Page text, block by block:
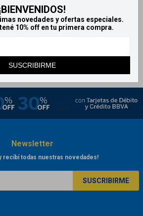
novedades y ofertas especiales.
10% off en tu primera compra.
SUSCRIBIRME
x15
Newsletter
recibí todas nuestras novedades!
SUSCRIBIRME